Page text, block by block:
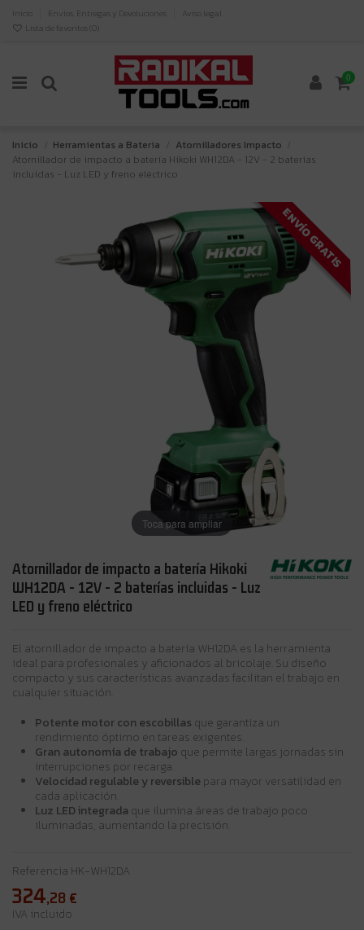
Inicio Envíos, Entregas y Devoluciones
Aviso legal
Lista de favoritos ( 0)
0
Inicio Herramientas a Bateria
Atornilladores Impacto
Atornillador de impacto a batería Hikoki WH12DA - 12V - 2 baterías
incluidas - Luz LED y freno eléctrico
ENVÍO GRATIS
Toca para ampliar
Atornillador de impacto a batería Hikoki
WH12DA - 12V - 2 baterías incluidas - Luz
LED y freno eléctrico
El atornillador de impacto a batería WH12DA es la herramienta
ideal para profesionales y aficionados al bricolaje. Su diseño
compacto y sus características avanzadas facilitan el trabajo en
cualquier situación.
Potente motor con escobillas que garantiza un
rendimiento óptimo en tareas exigentes.
Gran autonomía de trabajo que permite largas jornadas sin
interrupciones por recarga.
Velocidad regulable y reversible para mayor versatilidad en
cada aplicación.
Luz LED integrada que ilumina áreas de trabajo poco
iluminadas, aumentando la precisión.
Referencia HK-WH12DA
324,28 €
IVA incluido